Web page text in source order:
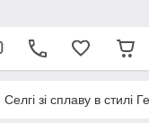
Селгі зі сплаву в стилі